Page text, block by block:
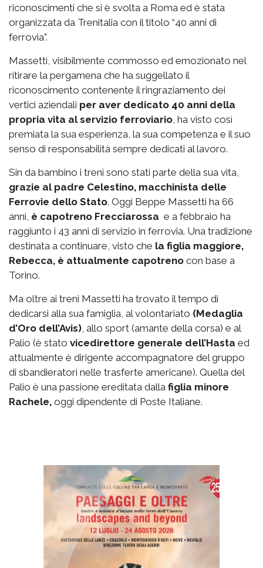
riconoscimenti che si è svolta a Roma ed è stata
organizzata da Trenitalia con il titolo “40 anni di
ferrovia”.
Massetti, visibilmente commosso ed emozionato nel
ritirare la pergamena che ha suggellato il
riconoscimento contenente il ringraziamento dei
vertici aziendali per aver dedicato 40 anni della
propria vita al servizio ferroviario , ha visto così
premiata la sua esperienza, la sua competenza e il suo
senso di responsabilità sempre dedicati al lavoro.
Sin da bambino i treni sono stati parte della sua vita,
grazie al padre Celestino, macchinista delle
Ferrovie dello Stato. Oggi Beppe Massetti ha 66
anni, è capotreno Frecciarossa e a febbraio ha
raggiunto i 43 anni di servizio in ferrovia. Una tradizione
destinata a continuare, visto che la figlia maggiore,
Rebecca, è attualmente capotreno con base a
Torino.
Ma oltre ai treni Massetti ha trovato il tempo di
dedicarsi alla sua famiglia, al volontariato (Medaglia
d’Oro dell’Avis) , allo sport (amante della corsa) e al
Palio (è stato vicedirettore generale dell’Hasta ed
attualmente è dirigente accompagnatore del gruppo
di sbandieratori nelle trasferte americane). Quella del
Palio è una passione ereditata dalla figlia minore
Rachele, oggi dipendente di Poste Italiane.